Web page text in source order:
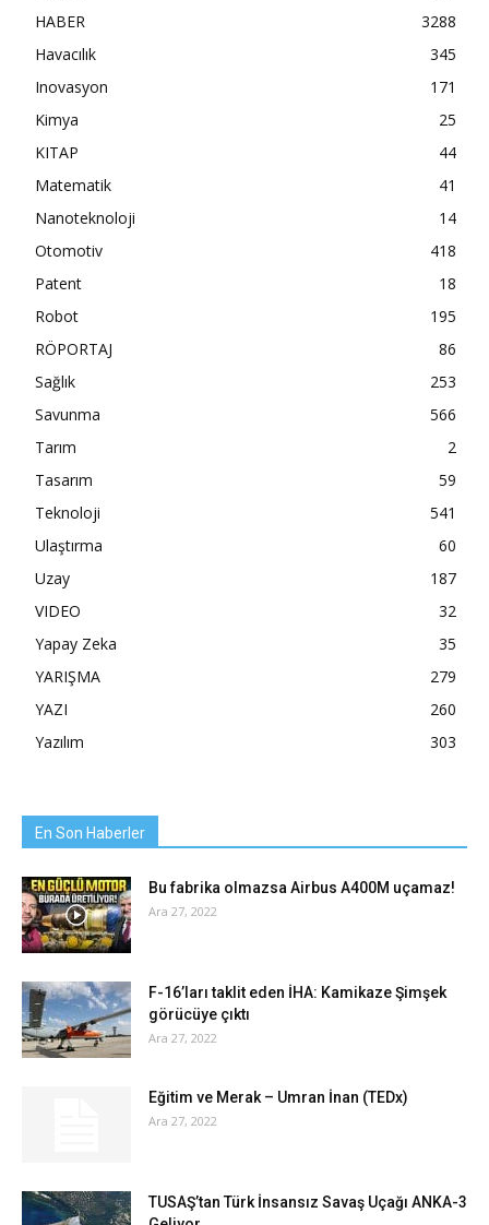
HABER
3288
Havacılık
345
Inovasyon
171
Kimya
25
KITAP
44
Matematik
41
Nanoteknoloji
14
Otomotiv
418
Patent
18
Robot
195
RÖPORTAJ
86
Sağlık
253
Savunma
566
Tarım
2
Tasarım
59
Teknoloji
541
Ulaştırma
60
Uzay
187
VIDEO
32
Yapay Zeka
35
YARIŞMA
279
YAZI
260
Yazılım
303
En Son Haberler
Bu fabrika olmazsa Airbus A400M uçamaz!
Ara 27, 2022
F-16’ları taklit eden İHA: Kamikaze Şimşek
görücüye çıktı
Ara 27, 2022
Eğitim ve Merak – Umran İnan (TEDx)
Ara 27, 2022
TUSAŞ’tan Türk İnsansız Savaş Uçağı ANKA-3